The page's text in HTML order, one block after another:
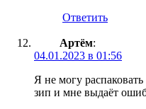
Ответить
Артём:
04.01.2023 в 01:56
Я не могу
зип и мне выдаёт